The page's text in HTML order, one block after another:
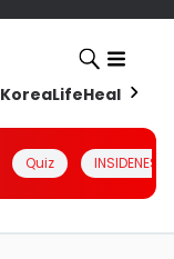
KoreaLifeHealth
Quiz INSIDENESIA